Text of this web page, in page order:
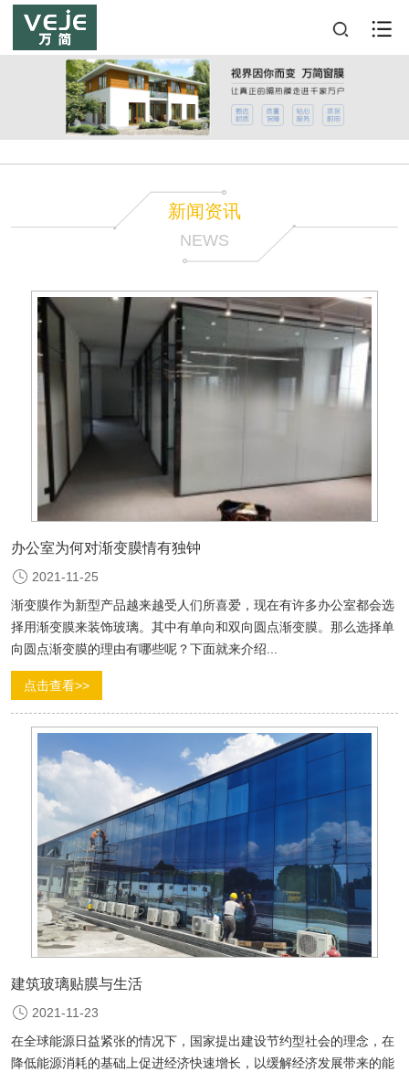
新闻资讯
NEWS
办公室为何对渐变膜情有独钟
2021-11-25
渐变膜作为新型产品越来越受人们所喜爱，现在有许多办公室都会选
择用渐变膜来装饰玻璃。其中有单向和双向圆点渐变膜。那么选择单
向圆点渐变膜的理由有哪些呢？下面就来介绍...
点击查看>>
建筑玻璃贴膜与生活
2021-11-23
在全球能源日益紧张的情况下，国家提出建设节约型社会的理念，在
降低能源消耗的基础上促进经济快速增长，以缓解经济发展带来的能